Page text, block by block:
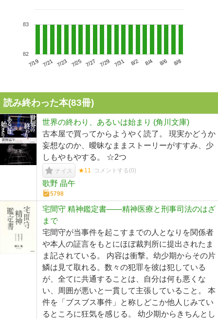
7/19 7/21 7/23 7/25 7/27 7/29 7/31 8/2 8/4 8/6 8/8
82
83
読み終わった本(83冊)
世界の終わり、あるいは始まり (角川文庫)
古本屋で買ってからようやく読了。 現実かどうか
妄想なのか、曖昧なままストーリーがすすみ、少
しもやもやする。 ☆2つ
ナイス ★11 コメントする(0)
歌野 晶午
5798
宅間守 精神鑑定書――精神医療と刑事司法のはざ
まで
宅間守が当事件を起こすまでの人となりを関係者
や本人の証言をもとにほぼ裁判所に提出されたま
ま記されている。 内容は衝撃。幼少期からその片
鱗は見て取れる。数々の犯罪を彼は犯している
が、全てに共通することは、自分は何も悪くな
い、周囲が悪いと一貫して主張していること。 本
件を「ブスブス事件」と称しどこか他人じみてい
るところに狂気を感じる。 幼少期からきちんとし